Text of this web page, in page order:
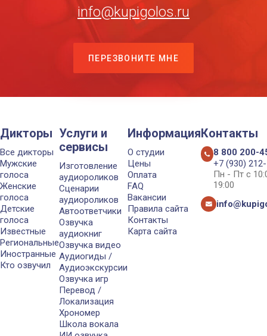
info@kupigolos.ru
ПЕРЕЗВОНИТЕ МНЕ
Дикторы
Все дикторы
Мужские
голоса
Женские
голоса
Детские
голоса
Известные
Региональные
Иностранные
Кто озвучил
Услуги и
сервисы
Изготовление
аудиороликов
Сценарии
аудиороликов
Автоответчики
Озвучка
аудиокниг
Озвучка видео
Аудиогиды /
Аудиоэкскурсии
Озвучка игр
Перевод /
Локализация
Хрономер
Школа вокала
Информация
О студии
Цены
Оплата
FAQ
Вакансии
Правила сайта
Контакты
Карта сайта
Контакты
8 800 200-
+7 (930)
Пн - Пт с
19:00